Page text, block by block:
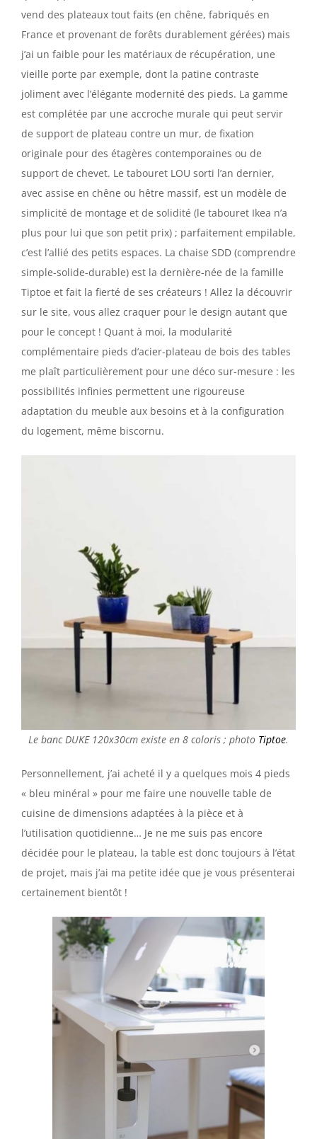
vend des plateaux tout faits (en chêne, fabriqués en
France et provenant de forêts durablement gérées) mais
j’ai un faible pour les matériaux de récupération, une
vieille porte par exemple, dont la patine contraste
joliment avec l’élégante modernité des pieds. La gamme
est complétée par une accroche murale qui peut servir
de support de plateau contre un mur, de fixation
originale pour des étagères contemporaines ou de
support de chevet. Le tabouret LOU sorti l’an dernier,
avec assise en chêne ou hêtre massif, est un modèle de
simplicité de montage et de solidité (le tabouret Ikea n’a
plus pour lui que son petit prix) ; parfaitement empilable,
c’est l’allié des petits espaces. La chaise SDD (comprendre
simple-solide-durable) est la dernière-née de la famille
Tiptoe et fait la fierté de ses créateurs ! Allez la découvrir
sur le site, vous allez craquer pour le design autant que
pour le concept ! Quant à moi, la modularité
complémentaire pieds d’acier-plateau de bois des tables
me plaît particulièrement pour une déco sur-mesure : les
possibilités infinies permettent une rigoureuse
adaptation du meuble aux besoins et à la configuration
du logement, même biscornu.
Le banc DUKE 120x30cm existe en 8 coloris ; photo Tiptoe.
Personnellement, j’ai acheté il y a quelques mois 4 pieds
« bleu minéral » pour me faire une nouvelle table de
cuisine de dimensions adaptées à la pièce et à
l’utilisation quotidienne… Je ne me suis pas encore
décidée pour le plateau, la table est donc toujours à l’état
de projet, mais j’ai ma petite idée que je vous présenterai
certainement bientôt !